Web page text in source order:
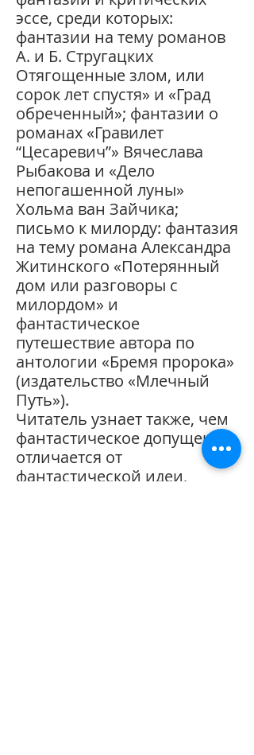
эссе, среди которых:
фантазии на тему романов
А. и Б. Стругацких
Отягощенные злом, или
сорок лет спустя» и «Град
обреченный»; фантазии о
романах «Гравилет
“Цесаревич”» Вячеслава
Рыбакова и «Дело
непогашенной луны»
Хольма ван Зайчика;
письмо к милорду: фантазия
на тему романа Александра
Житинского «Потерянный
дом или разговоры с
милордом» и
фантастическое
путешествие автора по
антологии «Бремя пророка»
(издательство «Млечный
Путь»).
Читатель узнает также, чем
фантастическое допущение
отличается от
фантастической идеи,